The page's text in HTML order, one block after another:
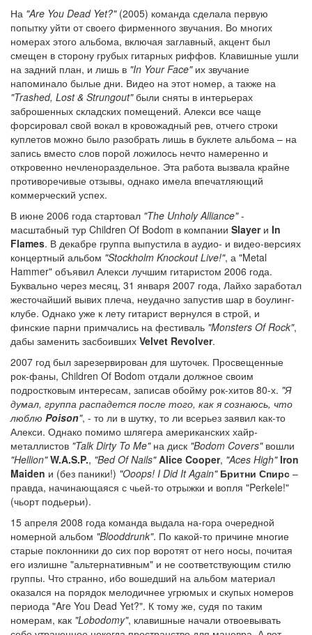
На "Are You Dead Yet?"(2005) команда сделала первую
попытку уйти от своего фирменного звучания. Во многих
номерах этого альбома, включая заглавный, акцент был
смещен в сторону грубых гитарных риффов. Клавишные ушли
на задний план, и лишь в "In Your Face"их звучание
напоминало былые дни. Видео на этот номер, а также на
"Trashed, Lost & Strungout"были сняты в интерьерах
заброшенных складских помещений. Алекси все чаще
форсировал свой вокал в кровожадный рев, отчего строки
куплетов можно было разобрать лишь в буклете альбома – на
запись вместо слов порой ложилось нечто намеренно и
откровенно нечленораздельное. Эта работа вызвала крайне
противоречивые отзывы, однако имела впечатляющий
коммерческий успех.
В июне 2006 года стартовал "The Unholy Alliance"-
масштабный тур Children Of Bodom в компании Slayerи In
Flames. В декабре группа выпустила в аудио- и видео-версиях
концертный альбом "Stockholm Knockout Live!", а "Metal
Hammer" объявил Алекси лучшим гитаристом 2006 года.
Буквально через месяц, 31 января 2007 года, Лайхо заработал
жесточайший вывих плеча, неудачно запустив шар в боулинг-
клубе. Однако уже к лету гитарист вернулся в строй, и
финские парни примчались на фестиваль "Monsters Of Rock",
дабы заменить засбоивших Velvet Revolver.
2007 год был зарезервирован для шуточек. Просвещенные
рок-фаны, Children Of Bodom отдали должное своим
подростковым интересам, записав обойму рок-хитов 80-х. "Я
думал, группа распадется после того, как я сознаюсь, что
люблю Poison", - то ли в шутку, то ли всерьез заявил как-то
Алекси. Однако помимо шлягера американских хайр-
металлистов "Talk Dirty To Me"на диск "Bodom Covers"вошли
"Hellion" W.A.S.P., "Bed Of Nails" Alice Cooper, "Aces High" Iron
Maiden и (без паники!) "Ooops! I Did It Again" Бритни Спирс –
правда, начинающаяся с чьей-то отрыжки и вопля "Perkele!"
(чьорт подьерьи).
15 апреля 2008 года команда выдала на-гора очередной
номерной альбом "Blooddrunk". По какой-то причине многие
старые поклонники до сих пор воротят от него носы, почитая
его излишне "альтернативным" и не соответствующим стилю
группы. Что странно, ибо вошедший на альбом материал
оказался на порядок мелодичнее угрюмых и скупых номеров
периода "Are You Dead Yet?". К тому же, судя по таким
номерам, как "Lobodomy", клавишные начали отвоевывать